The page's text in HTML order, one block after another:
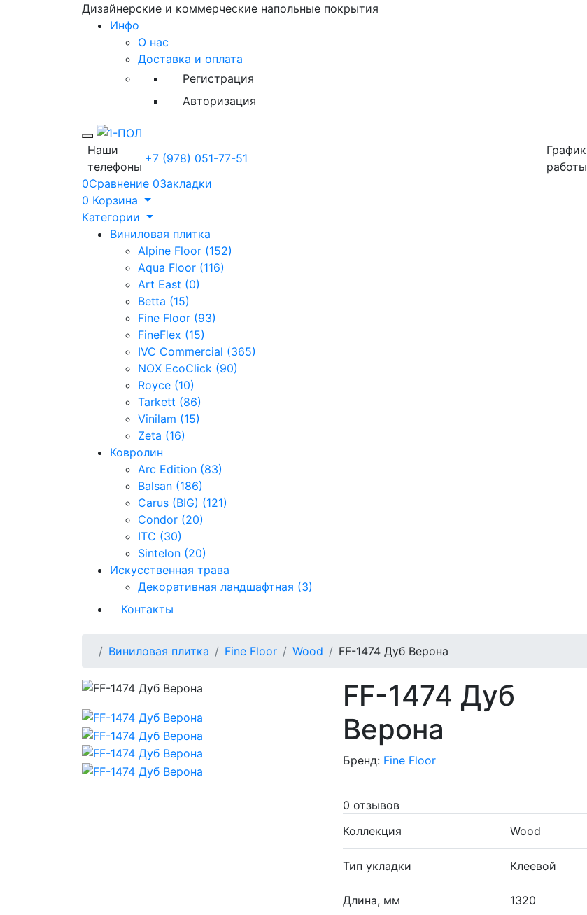
Дизайнерские и коммерческие напольные покрытия
Инфо
О нас
Доставка и оплата
Регистрация
Авторизация
Toggle mobile menu
Наши
телефоны
+7 (978) 051-77-51
График
работы
0Сравнение 0Закладки
0 Корзина
Категории
Виниловая плитка
Alpine Floor (152)
Aqua Floor (116)
Art East (0)
Betta (15)
Fine Floor (93)
FineFlex (15)
IVC Commercial (365)
NOX EcoClick (90)
Royce (10)
Tarkett (86)
Vinilam (15)
Zeta (16)
Ковролин
Arc Edition (83)
Balsan (186)
Carus (BIG) (121)
Condor (20)
ITC (30)
Sintelon (20)
Искусственная трава
Декоративная ландшафтная (3)
Контакты
Виниловая плитка Fine Floor Wood FF-1474 Дуб Верона
FF-1474 Дуб
Верона
Бренд: Fine Floor
0 отзывов
Коллекция
Wood
Тип укладки Клеевой
Длина, мм 1320